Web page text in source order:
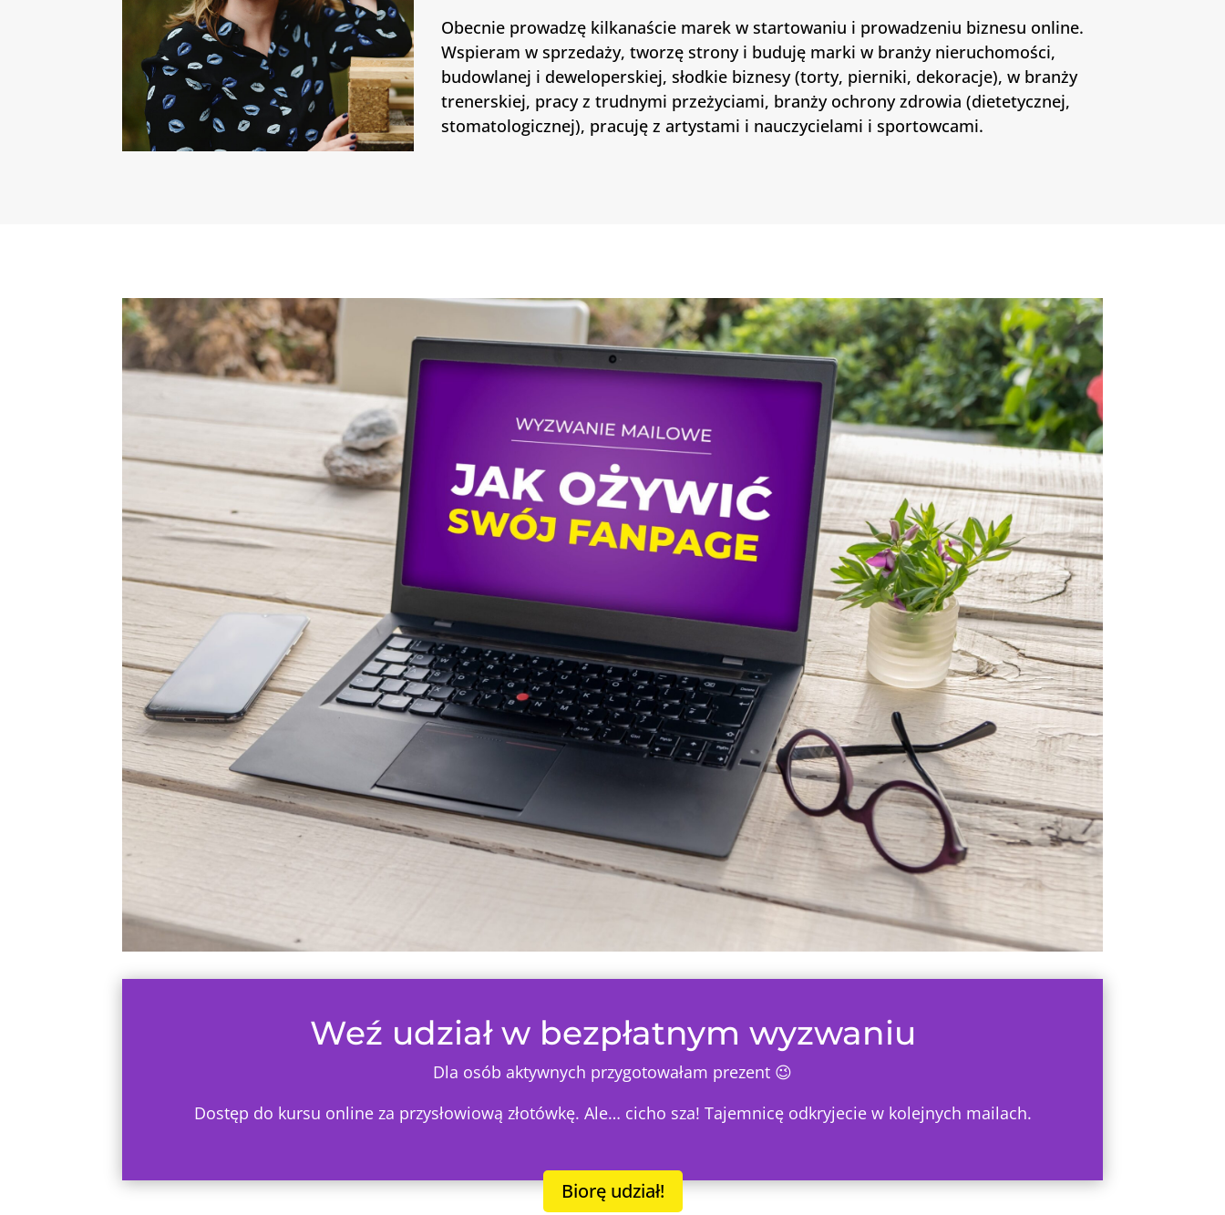
Obecnie prowadzę kilkanaście marek w startowaniu i prowadzeniu biznesu online.
Wspieram w sprzedaży, tworzę strony i buduję marki w branży nieruchomości,
budowlanej i deweloperskiej, słodkie biznesy (torty, pierniki, dekoracje), w branży
trenerskiej, pracy z trudnymi przeżyciami, branży ochrony zdrowia (dietetycznej,
stomatologicznej), pracuję z artystami i nauczycielami i sportowcami.
Weź udział w bezpłatnym wyzwaniu
Dla osób aktywnych przygotowałam prezent 😉
Dostęp do kursu online za przysłowiową złotówkę. Ale… cicho sza! Tajemnicę odkryjecie w kolejnych mailach.
Biorę udział!